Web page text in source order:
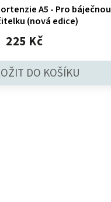
A5 - Pro báječnou
(nová edice)
225 Kč